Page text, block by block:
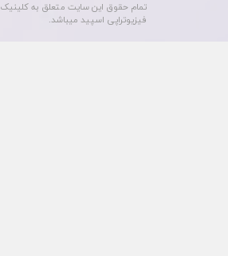
تمام حقوق این سایت متعلق به کلینیک
فیزیوتراپی اسپید میباشد.